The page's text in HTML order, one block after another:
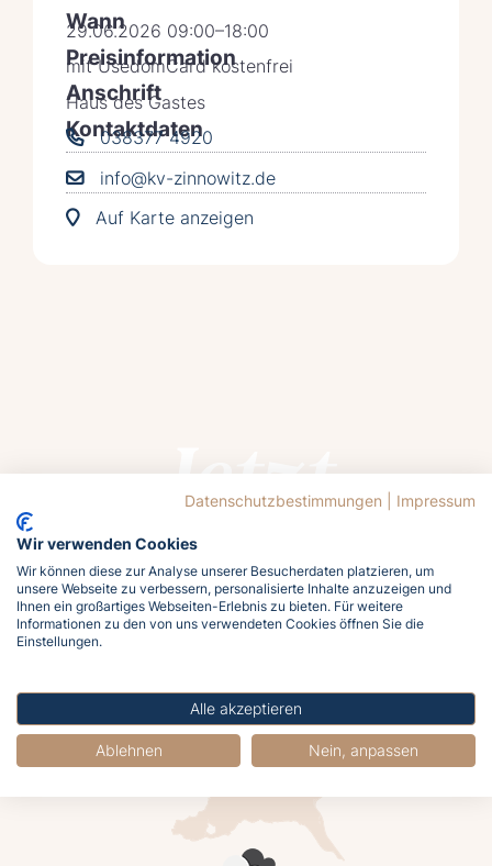
Wann
29.06.2026 09:00–18:00
Preisinformation
mit UsedomCard kostenfrei
Anschrift
Haus des Gastes
Kontaktdaten
038377 4920
info@kv-zinnowitz.de
Auf Karte anzeigen
Jetzt
buchen
Lasst euch von der Ostsee rufen!
Meldet euch jetzt an und holt euch das
Meergefühl nach Hause!
Datenschutzbestimmungen Impressum
Wir verwenden Cookies
Wir können diese zur Analyse unserer Besucherdaten platzieren, um
unsere Webseite zu verbessern, personalisierte Inhalte anzuzeigen und
Ihnen ein großartiges Webseiten-Erlebnis zu bieten. Für weitere
Informationen zu den von uns verwendeten Cookies öffnen Sie die
Einstellungen.
Alle akzeptieren
Ablehnen Nein, anpassen